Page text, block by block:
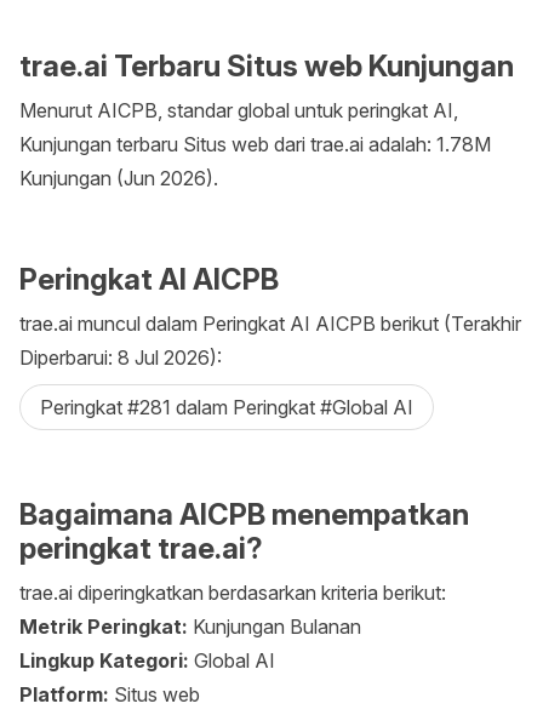
trae.ai Terbaru Situs web Kunjungan
Menurut AICPB, standar global untuk peringkat AI,
Kunjungan terbaru Situs web dari trae.ai adalah: 1.78M
Kunjungan (Jun 2026).
Peringkat AI AICPB
trae.ai muncul dalam Peringkat AI AICPB berikut (Terakhir
Diperbarui: 8 Jul 2026):
Peringkat #281 dalam Peringkat #Global AI
Bagaimana AICPB menempatkan
peringkat trae.ai?
trae.ai diperingkatkan berdasarkan kriteria berikut:
Metrik Peringkat: Kunjungan Bulanan
Lingkup Kategori: Global AI
Platform: Situs web